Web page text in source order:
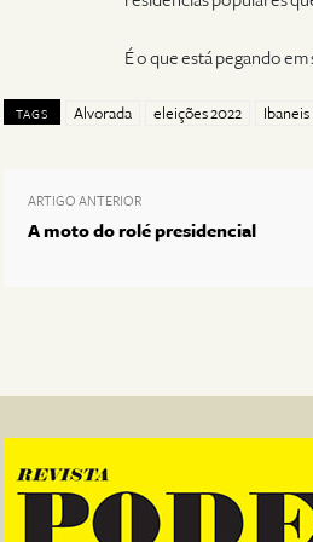
É o que está pegando
TAGS Alvorada eleições 2022
ARTIGO ANTERIOR
A moto do rolé presidencial